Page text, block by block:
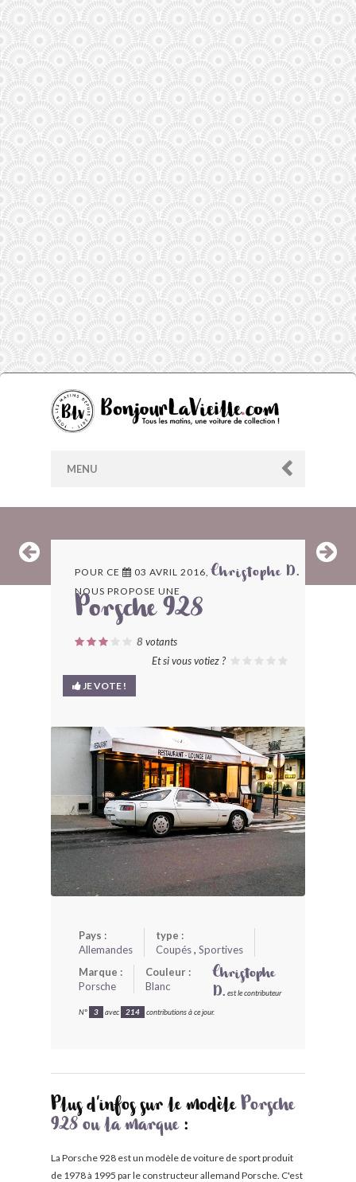
MENU
ARCHIVES
LES CONTRIBUTEURS
LE BLOG
BONJOURLAVIEILLE ?
MODÈLES ET MARQUES
COMMENT FONCTIONNE BLV ?
POUR CE 03 AVRIL 2016,Christophe D.
NOUS PROPOSE UNE
Porsche 928
8 votants
Et si vous votiez ?
JE VOTE !
Pays :
Allemandes
type :
Coupés, Sportives
Marque :
Porsche
Couleur :
Blanc
Christophe
D. est le contributeur
N° 3 avec 214 contributions à ce jour.
Plus d'infos sur le modèle Porsche
928 ou la marque:
La Porsche 928 est un modèle de voiture de sport produit
de 1978 à 1995 par le constructeur allemand Porsche. C'est